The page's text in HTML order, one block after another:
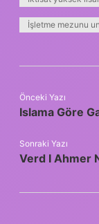
İşletme mezunu
Önceki Yazı
Islama Göre
Sonraki Yazı
Verd I Ahmer